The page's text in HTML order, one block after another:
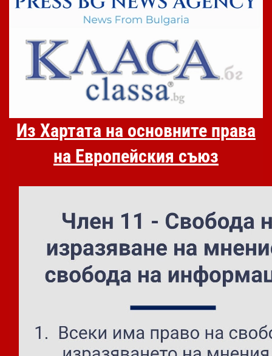
Из Хартата на основните права
на Европейския съюз